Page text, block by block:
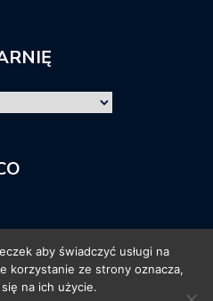
aby świadczyć usługi na
korzystanie ze strony oznacza,
na ich użycie.